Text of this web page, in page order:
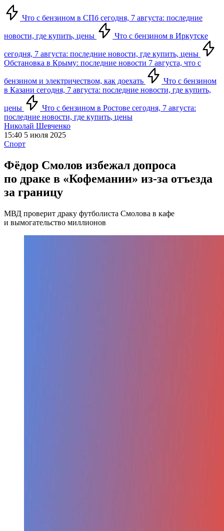
Что с бензином в СПб сегодня, 7 августа: последние
новости, где купить, цены Что с бензином в Иркутске
сегодня, 7 августа: последние новости, где купить, цены
Обстановка в Крыму: последние новости 7 августа, что с
бензином и электричеством, как доехать
Что с бензином
в Казани сегодня, 7 августа: последние новости, где купить,
цены
Что с бензином в Ростове сегодня, 7 августа:
последние новости, где купить, цены
Николай Шевченко
15:40 5 июля 2025
Спорт
Фёдор Смолов избежал допроса
по драке в «Кофемании» из-за отъезда
за границу
МВД проверит драку футболиста Смолова в кафе
и вымогательство миллионов